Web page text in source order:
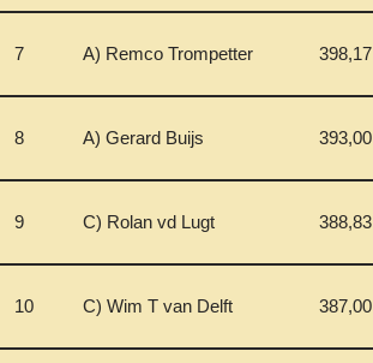
7 A) Remco Trompetter 398,17
8 A) Gerard Buijs 393,00
9 C) Rolan vd Lugt 388,83
10 C) Wim T van Delft 387,00